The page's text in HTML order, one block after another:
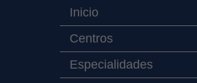
Inicio
Centros
Especialidades